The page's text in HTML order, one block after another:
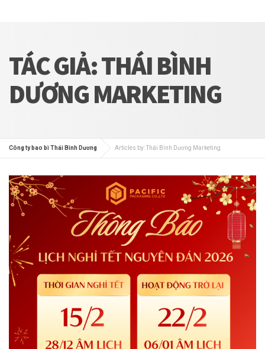
TÁC GIẢ:THÁI BÌNH
DƯƠNG MARKETING
Công ty bao bì Thái Bình Dương Articles by: Thái Bình Dương Marketing